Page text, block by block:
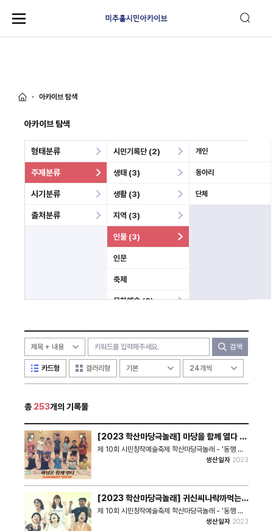
아카이브 탐색
아카이브 탐색
형태분류
주제분류
시민기록단 (2)
생태 (3)
생활 (3)
지역 (3)
인물 (3)
개인
동아리
단체
인문
축제
문화예술 (8)
미분류
시기분류
출처분류
검색
카드형 갤러리형
총 253개의 기록물
[2023 학산마당극놀래] 마당을 함께 열다 -
마당깨비 공연영상
제 10회 시민창작예술축제 학산마당극놀래 - '동행 그
리고 공감' 작품명 ｜마당을 함께 열다 장 르｜탈춤극
마당으로, 초2부터 중3까지 다양한 연령의 아이들이 함
께 어울리며 마을과 이웃으로 문화적 시선을 확장하고
있다. 출연진 ｜이규석, 김운주, 김지윤, 배흐저드, 연승
후, 우성민, 울르즈백, 이서우, 자르니고르, 전가람, 정하
준, 최서윤, 최윤경, 최윤서 연계단체｜ 공연단체 위로
(강사 차은선) 작품소개｜어려운 일이 생길 때 우리는
생산일자 2023
[2023 학산마당극놀래] 귀신씨나락까먹는
소리 - 둥우리 공연영상
제 10회 시민창작예술축제 학산마당극놀래 - '동행 그
리고 공감' 작품명 ｜귀신씨나락까먹는 소리 장 르｜거
생산일자 2023